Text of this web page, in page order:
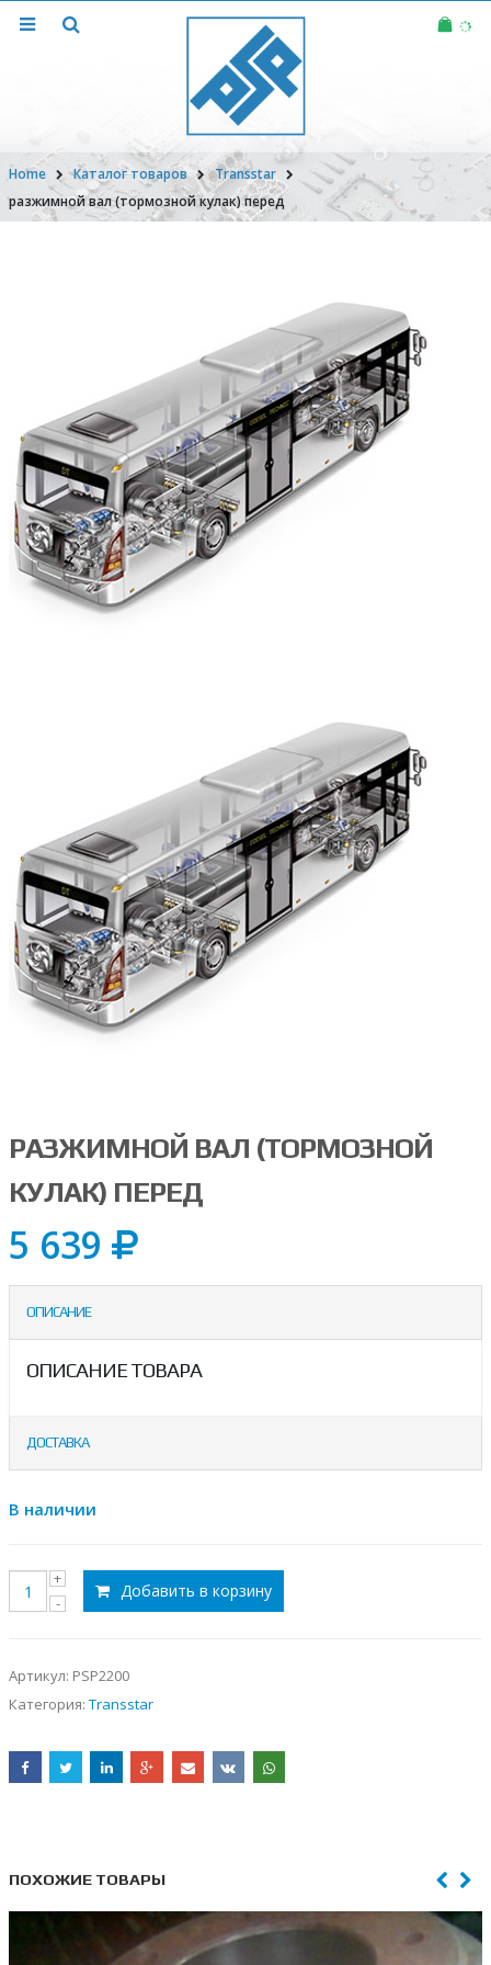
Home Каталог товаров
Transstar
разжимной вал (тормозной кулак) перед
РАЗЖИМНОЙ ВАЛ (ТОРМОЗНОЙ
КУЛАК) ПЕРЕД
5 639
ОПИСАНИЕ
ОПИСАНИЕ ТОВАРА
ДОСТАВКА
В наличии
Добавить в корзину
Артикул: PSP2200
Категория: Transstar
ПОХОЖИЕ ТОВАРЫ